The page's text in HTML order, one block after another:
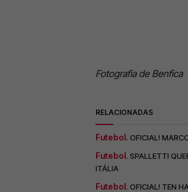
Fotografia de Benfica
RELACIONADAS
Futebol. OFICIAL!
Futebol. SPALLETTI
ITÁLIA
Futebol. OFICIAL! TEN